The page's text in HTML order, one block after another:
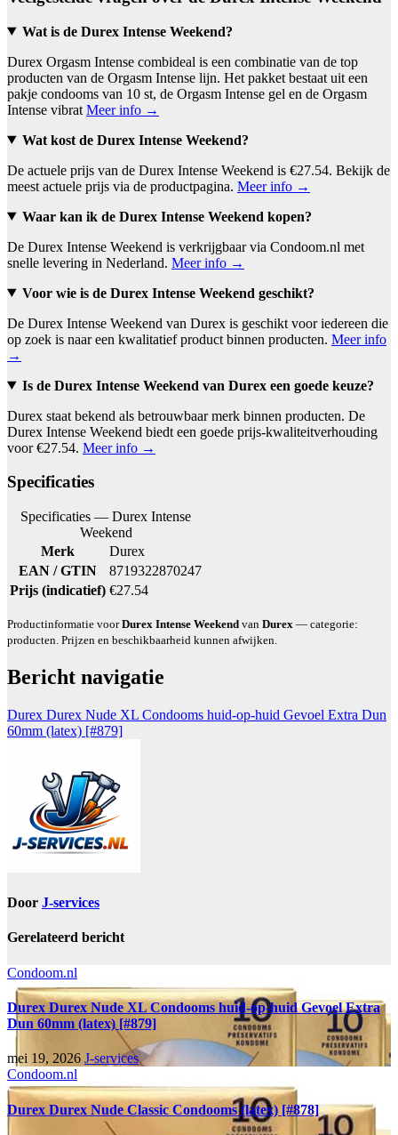
Wat is de Durex Intense Weekend?
Durex Orgasm Intense combideal is een combinatie van de top
producten van de Orgasm Intense lijn. Het pakket bestaat uit een
pakje condooms van 10 st, de Orgasm Intense gel en de Orgasm
Intense vibrat Meer info →
Wat kost de Durex Intense Weekend?
De actuele prijs van de Durex Intense Weekend is €27.54. Bekijk de
meest actuele prijs via de productpagina. Meer info →
Waar kan ik de Durex Intense Weekend kopen?
De Durex Intense Weekend is verkrijgbaar via Condoom.nl met
snelle levering in Nederland. Meer info →
Voor wie is de Durex Intense Weekend geschikt?
De Durex Intense Weekend van Durex is geschikt voor iedereen die
op zoek is naar een kwalitatief product binnen producten. Meer info
→
Is de Durex Intense Weekend van Durex een goede keuze?
Durex staat bekend als betrouwbaar merk binnen producten. De
Durex Intense Weekend biedt een goede prijs-kwaliteitverhouding
voor €27.54. Meer info →
Specificaties
Specificaties — Durex Intense
Weekend
Merk
Durex
EAN / GTIN
8719322870247
Prijs (indicatief) €27.54
Productinformatie voorDurex Intense Weekend van Durex — categorie:
producten. Prijzen en beschikbaarheid kunnen afwijken.
Bericht navigatie
Durex Durex Nude XL Condooms huid-op-huid Gevoel Extra Dun
60mm (latex) [#879]
Door J-services
Gerelateerd bericht
Condoom.nl
Durex Durex Nude XL Condooms huid-op-huid Gevoel Extra
Dun 60mm (latex) [#879]
mei 19, 2026 J-services
Condoom.nl
Durex Durex Nude Classic Condooms (latex) [#878]